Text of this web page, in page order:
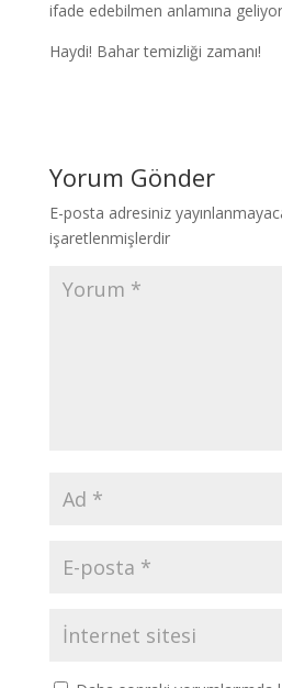
ifade edebilmen anlamına
Haydi! Bahar temizliği zamanı!
Yorum Gönder
E-posta adresiniz
işaretlenmişlerdir